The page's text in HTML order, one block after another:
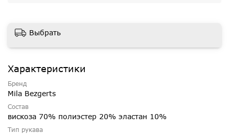
Выбрать
Характеристики
Бренд
Mila Bezgerts
Состав
вискоза 70% полиэстер 20% эластан 10%
Тип рукава